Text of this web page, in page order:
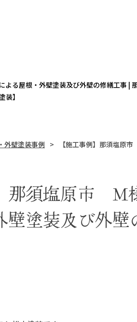
外壁塗装事例 【施工事例】那須塩原
那須塩原市
壁塗装及び外壁